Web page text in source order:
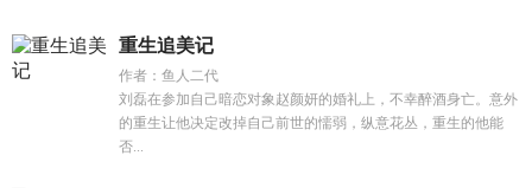
重生追美记
作者：鱼人二代
刘磊在参加自己暗恋对象赵颜妍的婚礼上，不幸醉酒身亡。意外
的重生让他决定改掉自己前世的懦弱，纵意花丛，重生的他能
否...